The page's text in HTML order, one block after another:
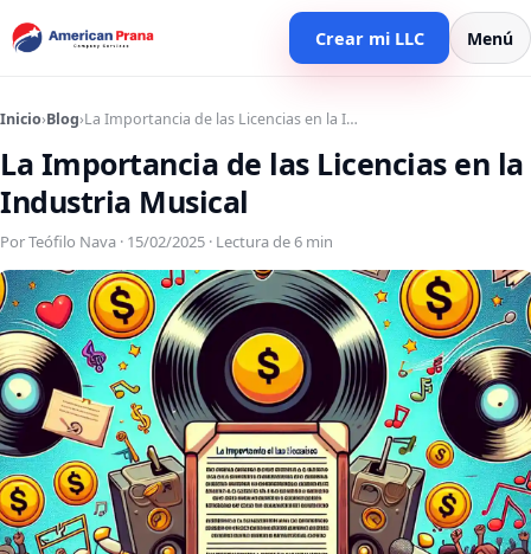
Crear mi LLC Menú
Inicio›Blog›La Importancia de las Licencias en la I…
La Importancia de las Licencias en la
Industria Musical
Por Teófilo Nava · 15/02/2025 · Lectura de 6 min